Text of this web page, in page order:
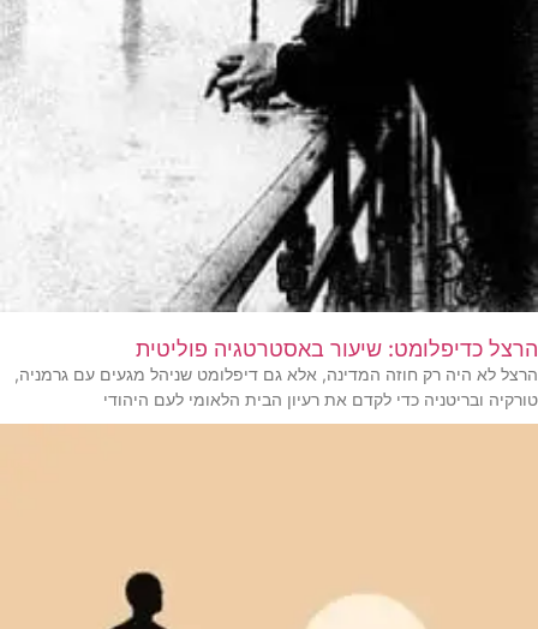
הרצל כדיפלומט: שיעור באסטרטגיה פוליטית
הרצל לא היה רק חוזה המדינה, אלא גם דיפלומט שניהל מגעים עם גרמניה,
טורקיה ובריטניה כדי לקדם את רעיון הבית הלאומי לעם היהודי